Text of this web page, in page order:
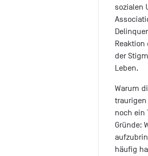
sozialen
der
Leben.
Warum
traurigen
noch ein
Gründe:
häufig